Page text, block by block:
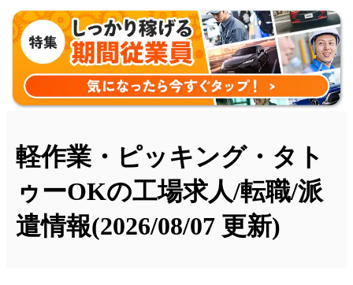
軽作業・ピッキング・タト
ゥーOKの工場求人/転職/派
遣情報(2026/08/07 更新)